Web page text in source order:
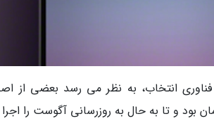
انتخاب، به نظر می رسد بعضی از